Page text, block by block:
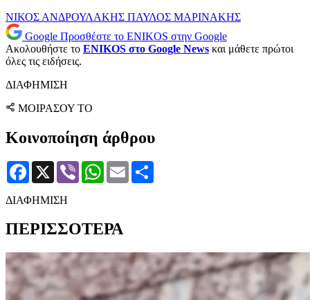
ΝΙΚΟΣ ΑΝΔΡΟΥΛΑΚΗΣ ΠΑΥΛΟΣ ΜΑΡΙΝΑΚΗΣ
Google Προσθέστε το ENIKOS στην Google
Ακολουθήστε το ENIKOS στο Google News και μάθετε πρώτοι
όλες τις ειδήσεις.
ΔΙΑΦΗΜΙΣΗ
ΜΟΙΡΑΣΟΥ ΤΟ
Κοινοποίηση άρθρου
Facebook
X Viber WhatsApp
Email
ΔΙΑΦΗΜΙΣΗ
ΠΕΡΙΣΣΟΤΕΡΑ